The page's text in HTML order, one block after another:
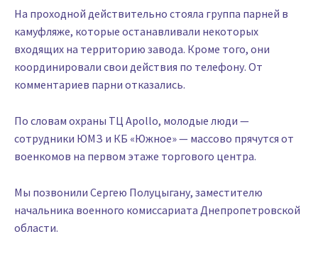
На проходной действительно стояла группа парней в
камуфляже, которые останавливали некоторых
входящих на территорию завода. Кроме того, они
координировали свои действия по телефону. От
комментариев парни отказались.
По словам охраны ТЦ Apollo, молодые люди —
сотрудники ЮМЗ и КБ «Южное» — массово прячутся от
военкомов на первом этаже торгового центра.
Мы позвонили Сергею Полуцыгану, заместителю
начальника военного комиссариата Днепропетровской
области.